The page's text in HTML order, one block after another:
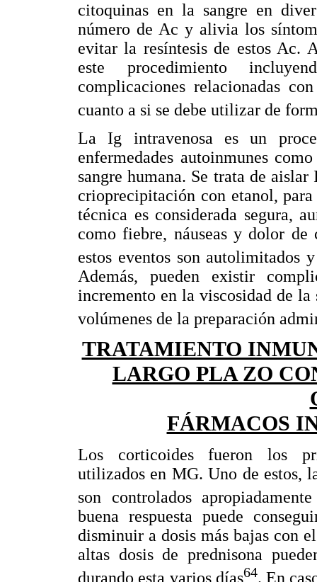
citoquinas en la sangre en
número de Ac y alivia los
evitar la resíntesis de estos Ac.
este procedimiento
complicaciones relacionadas
cuanto a si se debe utilizar de
La Ig intravenosa es un
enfermedades autoinmunes
sangre humana. Se trata de
crioprecipitación con etanol,
técnica es considerada segura,
como fiebre, náuseas y dolor de
estos eventos son autolimitados
Además, pueden existir
incremento en la viscosidad de la
volúmenes de la preparación
TRATAMIENTO
LARGO PLA ZO
FÁRMACOS
Los corticoides fueron los
utilizados en MG. Uno de estos,
son controlados
buena respuesta puede
disminuir a dosis más bajas con
altas dosis de prednisona
durando esta varios días64. En